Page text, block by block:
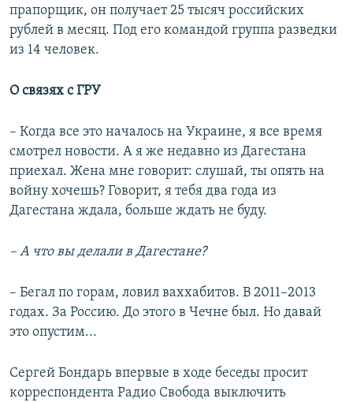
прапорщик, он получает 25 тысяч российских
рублей в месяц. Под его командой группа разведки
из 14 человек.
О связях с ГРУ
– Когда все это началось на Украине, я все время
смотрел новости. А я же недавно из Дагестана
приехал. Жена мне говорит: слушай, ты опять на
войну хочешь? Говорит, я тебя два года из
Дагестана ждала, больше ждать не буду.
– А что вы делали в Дагестане?
– Бегал по горам, ловил ваххабитов. В 2011–2013
годах. За Россию. До этого в Чечне был. Но давай
это опустим...
Сергей Бондарь впервые в ходе беседы просит
корреспондента Радио Свобода выключить